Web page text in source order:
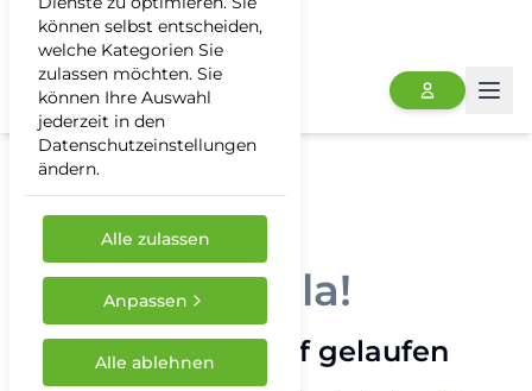
Hoppla!
Etwas ist schief gelaufen
können selbst entscheiden,
welche Kategorien Sie
zulassen möchten. Sie
können Ihre Auswahl
jederzeit in den
Datenschutzeinstellungen
ändern.
Alle zulassen
Anpassen
Alle ablehnen